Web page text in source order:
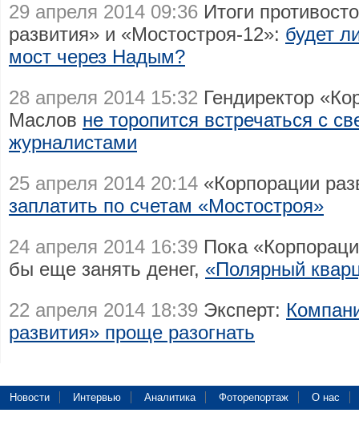
29 апреля 2014 09:36 Итоги
развития» и «Мостостроя-12»: будет
мост через Надым?
28 апреля 2014 15:32 Гендиректор
Маслов не торопится встречаться с
журналистами
25 апреля 2014 20:14 «Корпорации
заплатить по счетам «Мостостроя»
24 апреля 2014 16:39 Пока
бы еще занять денег, «Полярный
22 апреля 2014 18:39 Эксперт:
развития» проще разогнать
Новости Интервью Аналитика Фоторепортаж О нас